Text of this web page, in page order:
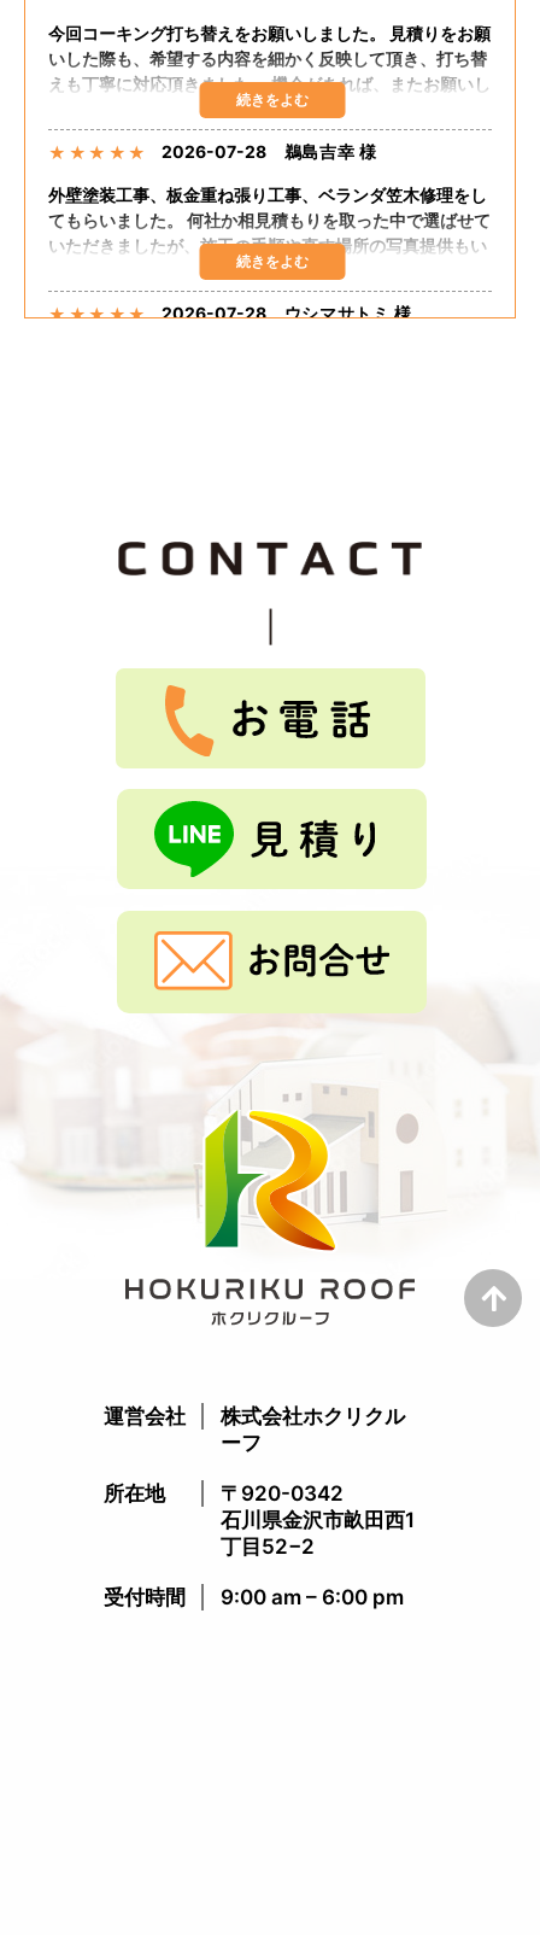
今回コーキング打ち替えをお願いしました。 見積りをお願
いした際も、希望する内容を細かく反映して頂き、打ち替
えも丁寧に対応頂きました。 機会があれば、またお願いし
★ ★ ★ ★ ★ 2026-07-28 鵜島吉幸 様
外壁塗装工事、板金重ね張り工事、ベランダ笠木修理をし
てもらいました。 何社か相見積もりを取った中で選ばせて
いただきましたが、施工の手順や直す場所の写真提供もい
ただき、自分の直してほしいところも聞いてくださりまし
た。 追加の工事もしてくださり、思った予算で出来まし
た。 嬉しく思います。 担当の方が話しやすく足繁く来て
★★★★★ 2026-07-28 ウシマサトミ 様
た。親切な説明、保証良く、料金も安かったです。
綺麗になりました。ありがとうございました。
もっと見る
運営会社
株式会社ホクリクル
ーフ
所在地
〒920-0342
石川県金沢市畝田西1
丁目52−2
受付時間​ 9:00 am – 6:00 pm​